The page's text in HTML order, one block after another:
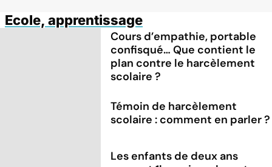
Ecole, apprentissage
Cours d’empathie, portable
confisqué… Que contient le
plan contre le harcèlement
scolaire ?
Témoin de harcèlement
scolaire : comment en parler ?
Les enfants de deux ans